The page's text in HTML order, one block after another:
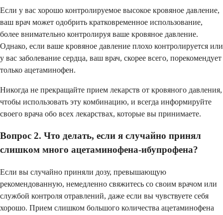
Если у вас хорошо контролируемое высокое кровяное давление,
ваш врач может одобрить кратковременное использование,
более внимательно контролируя ваше кровяное давление.
Однако, если ваше кровяное давление плохо контролируется или
у вас заболевание сердца, ваш врач, скорее всего, порекомендует
только ацетаминофен.
Никогда не прекращайте прием лекарств от кровяного давления,
чтобы использовать эту комбинацию, и всегда информируйте
своего врача обо всех лекарствах, которые вы принимаете.
Вопрос 2. Что делать, если я случайно принял
слишком много ацетаминофена-ибупрофена?
Если вы случайно приняли дозу, превышающую
рекомендованную, немедленно свяжитесь со своим врачом или
службой контроля отравлений, даже если вы чувствуете себя
хорошо. Прием слишком большого количества ацетаминофена